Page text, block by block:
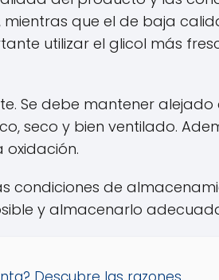
que el de baja
utilizar el glicol más
Se debe mantener
seco y bien ventilado.
condiciones de
y almacenarlo